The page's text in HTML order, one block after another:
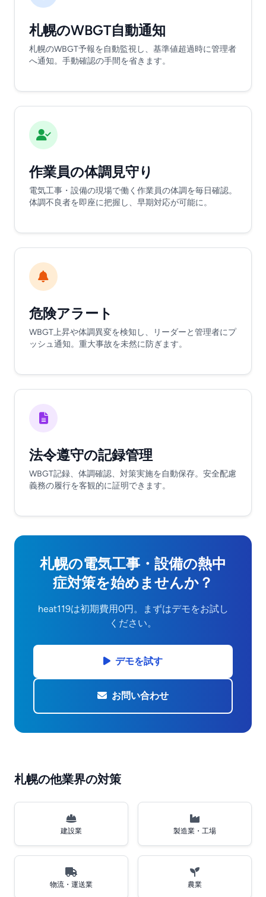
札幌のWBGT自動通知
札幌のWBGT予報を自動監視し、基準値超過時に管理者
へ通知。手動確認の手間を省きます。
作業員の体調見守り
電気工事・設備の現場で働く作業員の体調を毎日確認。
体調不良者を即座に把握し、早期対応が可能に。
危険アラート
WBGT上昇や体調異変を検知し、リーダーと管理者にプ
ッシュ通知。重大事故を未然に防ぎます。
法令遵守の記録管理
WBGT記録、体調確認、対策実施を自動保存。安全配慮
義務の履行を客観的に証明できます。
札幌の電気工事・設備の熱中
症対策を始めませんか？
heat119は初期費用0円。まずはデモをお試し
ください。
デモを試す
お問い合わせ
札幌の他業界の対策
建設業 製造業・工場
物流・運送業 農業